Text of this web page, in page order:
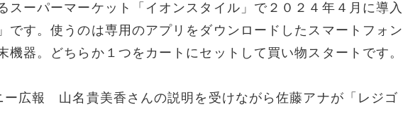
スーパーマーケット「イオンスタイル」で２０２４年４月に導入
です。使うのは専用のアプリをダウンロードしたスマートフォン
機器。どちらか１つをカートにセットして買い物スタートです。
ー広報 山名貴美香さんの説明を受けながら佐藤アナが「レジゴ